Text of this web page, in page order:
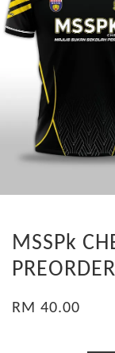
MSSPk
PREORDER
RM 40.00